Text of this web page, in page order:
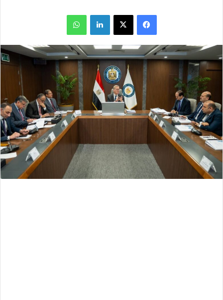
فيسبوك X لينكدإن